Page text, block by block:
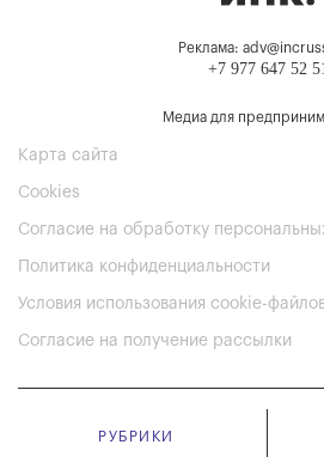
Реклама:
+7 977 647 52
Медиа для
Карта сайта
Cookies
Согласие на обработку
Политика конфиденциальности
Условия использования cookie-
Согласие на получение рассылки
РУБРИКИ